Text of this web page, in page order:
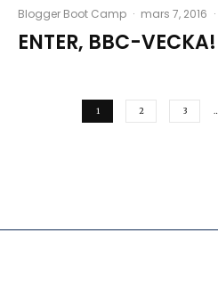
Blogger Boot Camp · mars 7, 2016 ·
ENTER, BBC-VECKA!
1 2 3 …